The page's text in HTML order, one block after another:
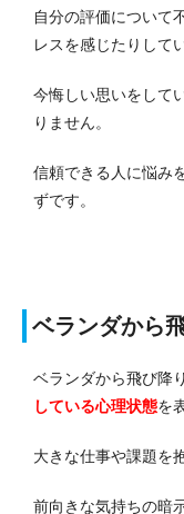
自分の評価について
レスを感じたりして
今悔しい思いをして
りません。
信頼できる人に悩み
ずです。
ベランダから
ベランダから飛び降
している心理状態を
大きな仕事や課題を
前向きな気持ちの暗